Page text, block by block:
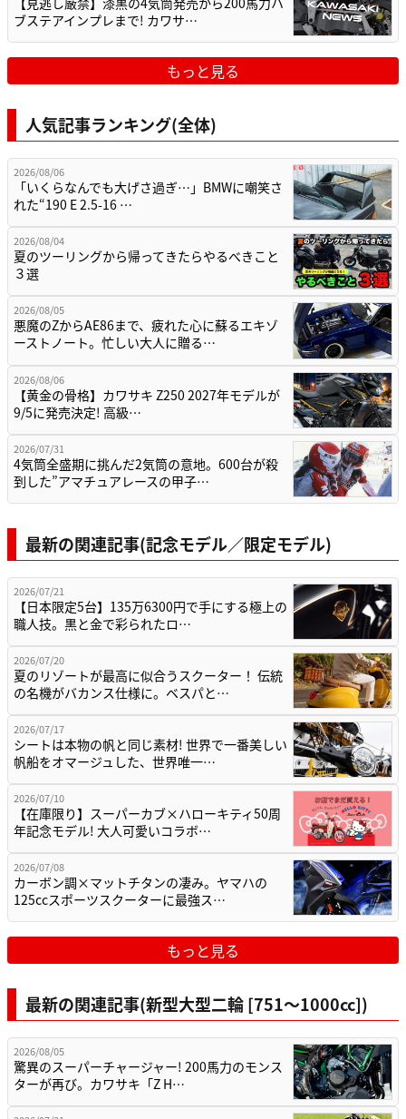
ブステアインプレまで! カワサ…
もっと見る
人気記事ランキング(全体)
2026/08/06
「いくらなんでも大げさ過ぎ…」BMWに嘲笑さ
れた“190 E 2.5-16 …
2026/08/04
夏のツーリングから帰ってきたらやるべきこと
３選
2026/08/05
悪魔のZからAE86まで、疲れた心に蘇るエキゾ
ーストノート。忙しい大人に贈る…
2026/08/06
【黄金の骨格】カワサキ Z250 2027年モデルが
9/5に発売決定! 高級…
2026/07/31
4気筒全盛期に挑んだ2気筒の意地。600台が殺
到した”アマチュアレースの甲子…
最新の関連記事(記念モデル／限定モデル)
2026/07/21
【日本限定5台】135万6300円で手にする極上の
職人技。黒と金で彩られたロ…
2026/07/20
夏のリゾートが最高に似合うスクーター！ 伝統
の名機がバカンス仕様に。ベスパと…
2026/07/17
シートは本物の帆と同じ素材! 世界で一番美しい
帆船をオマージュした、世界唯一…
2026/07/10
【在庫限り】スーパーカブ×ハローキティ50周
年記念モデル! 大人可愛いコラボ…
2026/07/08
カーボン調×マットチタンの凄み。ヤマハの
125ccスポーツスクーターに最強ス…
もっと見る
最新の関連記事(新型大型二輪 [751〜1000cc])
2026/08/05
驚異のスーパーチャージャー! 200馬力のモンス
ターが再び。カワサキ「Z H…